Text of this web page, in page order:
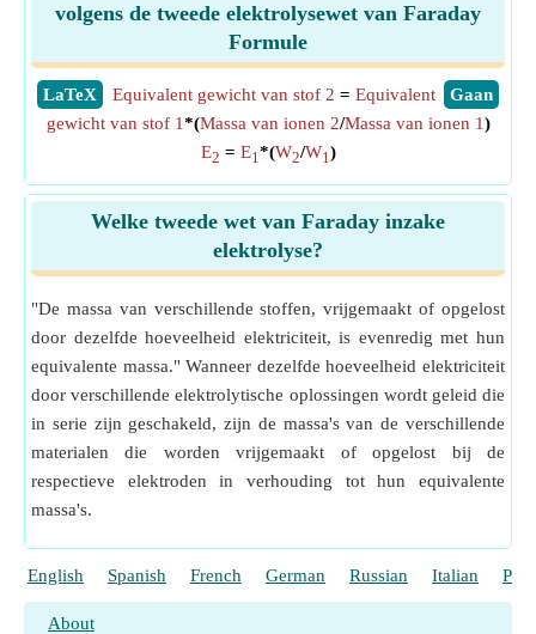
volgens de tweede elektrolysewet van Faraday
Formule
​LaTeX ​Gaan
Equivalent gewicht van stof 2 = Equivalent
gewicht van stof 1*(Massa van ionen 2/Massa van ionen 1)
E2 = E1*(W2/W1)
Welke tweede wet van Faraday inzake
elektrolyse?
"De massa van verschillende stoffen, vrijgemaakt of opgelost
door dezelfde hoeveelheid elektriciteit, is evenredig met hun
equivalente massa." Wanneer dezelfde hoeveelheid elektriciteit
door verschillende elektrolytische oplossingen wordt geleid die
in serie zijn geschakeld, zijn de massa's van de verschillende
materialen die worden vrijgemaakt of opgelost bij de
respectieve elektroden in verhouding tot hun equivalente
massa's.
English Spanish French German Russian Italian
About